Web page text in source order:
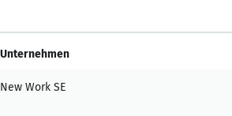
Unternehmen
New Work SE